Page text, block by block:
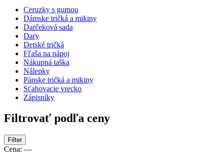
Ceruzky s gumou
Dámske tričká a mikiny
Darčeková sada
Dary
Detské tričká
Fľaša na nápoj
Nákupná taška
Nálepky
Pánske tričká a mikiny
Sťahovacie vrecko
Zápisníky
Filtrovať podľa ceny
Filter
Cena: —